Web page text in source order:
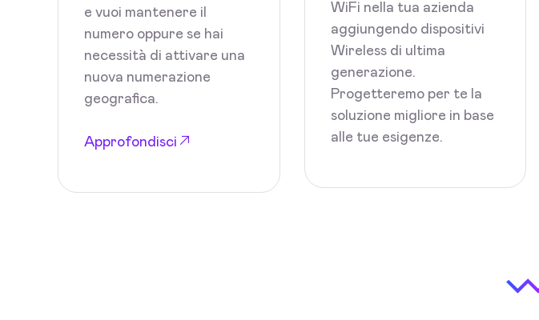
e vuoi mantenere il
numero oppure se hai
necessità di attivare una
nuova numerazione
geografica.
Approfondisci
WiFi nella tua azienda
aggiungendo dispositivi
Wireless di ultima
generazione.
Progetteremo per te la
soluzione migliore in base
alle tue esigenze.